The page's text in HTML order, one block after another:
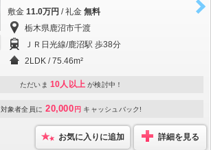
敷金 11.0万円 / 礼金 無料
栃木県鹿沼市千渡
ＪＲ日光線/鹿沼駅 歩38分
2LDK / 75.46m²
ただいま 10人以上 が検討中！
対象者全員に 20,000 円 キャッシュバック!
お気に入りに追加 詳細を見る